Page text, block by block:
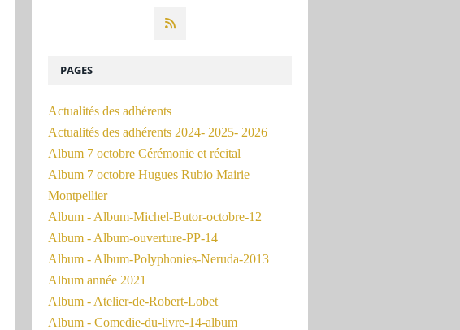
PAGES
Actualités des adhérents
Actualités des adhérents 2024- 2025- 2026
Album 7 octobre Cérémonie et récital
Album 7 octobre Hugues Rubio Mairie
Montpellier
Album - Album-Michel-Butor-octobre-12
Album - Album-ouverture-PP-14
Album - Album-Polyphonies-Neruda-2013
Album année 2021
Album - Atelier-de-Robert-Lobet
Album - Comedie-du-livre-14-album